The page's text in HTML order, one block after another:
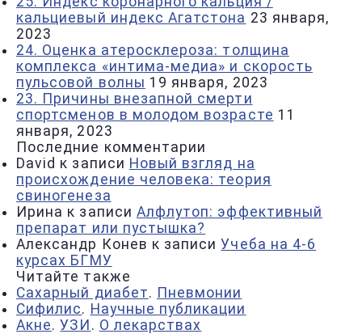
кальциевый индекс Агатстона 23 января,
2023
24. Оценка атеросклероза: толщина
комплекса «интима-медиа» и скорость
пульсовой волны 19 января, 2023
23. Причины внезапной смерти
спортсменов в молодом возрасте 11
января, 2023
Последние комментарии
David к записи Новый взгляд на
происхождение человека: теория
свиногенеза
Ирина к записи Алфлутоп: эффективный
препарат или пустышка?
Александр Конев к записиУчеба на 4-6
курсах БГМУ
Читайте также
Сахарный диабет. Пневмонии
Сифилис. Научные публикации
Акне.УЗИ . О лекарствах